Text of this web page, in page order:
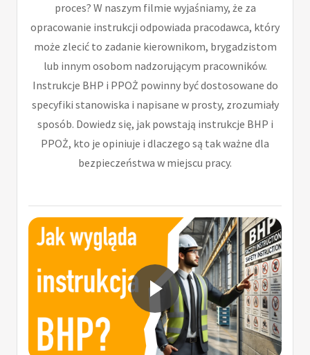
proces? W naszym filmie wyjaśniamy, że za
opracowanie instrukcji odpowiada pracodawca, który
może zlecić to zadanie kierownikom, brygadzistom
lub innym osobom nadzorującym pracowników.
Instrukcje BHP i PPOŻ powinny być dostosowane do
specyfiki stanowiska i napisane w prosty, zrozumiały
sposób. Dowiedz się, jak powstają instrukcje BHP i
PPOŻ, kto je opiniuje i dlaczego są tak ważne dla
bezpieczeństwa w miejscu pracy.